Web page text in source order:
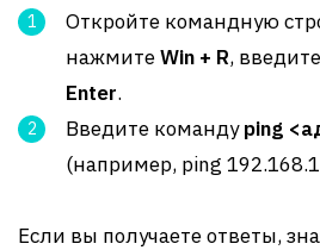
Откройте командную
нажмитеWin + R, введите
Enter.
Введите командуping
(например, ping
Если вы получаете ответы,